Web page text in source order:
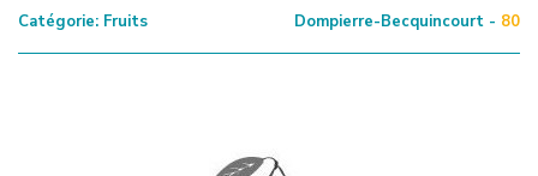
Catégorie: Fruits Dompierre-Becquincourt - 80